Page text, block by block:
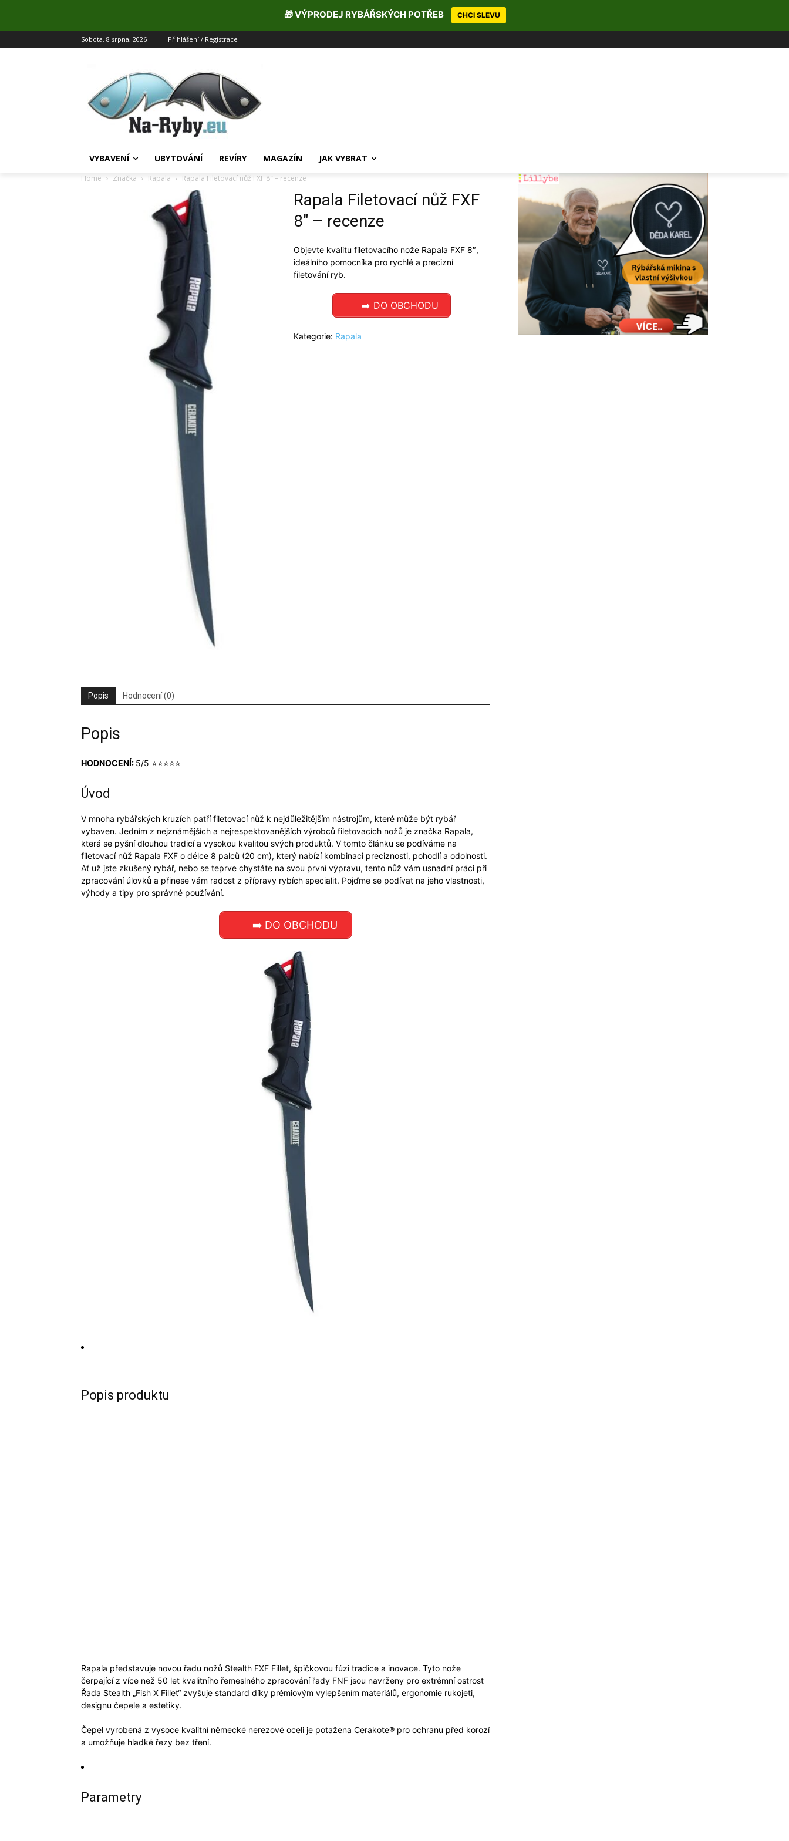
Sobota, 8 srpna, 2026 Přihlášení / Registrace
VYBAVENÍ UBYTOVÁNÍ REVÍRY MAGAZÍN JAK VYBRAT
Home Značka Rapala Rapala Filetovací nůž FXF 8″ – recenze
Rapala Filetovací nůž FXF
8″ – recenze
Objevte kvalitu filetovacího nože Rapala FXF 8″,
ideálního pomocníka pro rychlé a precizní
filetování ryb.
➡️ DO OBCHODU
Kategorie: Rapala
Popis Hodnocení (0)
Popis
HODNOCENÍ: 5/5 ⭐⭐⭐⭐⭐
Úvod
V mnoha rybářských kruzích patří filetovací nůž k nejdůležitějším nástrojům, které může být rybář
vybaven. Jedním z nejznámějších a nejrespektovanějších výrobců filetovacích nožů je značka Rapala,
která se pyšní dlouhou tradicí a vysokou kvalitou svých produktů. V tomto článku se podíváme na
filetovací nůž Rapala FXF o délce 8 palců (20 cm), který nabízí kombinaci preciznosti, pohodlí a odolnosti.
Ať už jste zkušený rybář, nebo se teprve chystáte na svou první výpravu, tento nůž vám usnadní práci při
zpracování úlovků a přinese vám radost z přípravy rybích specialit. Pojďme se podívat na jeho vlastnosti,
výhody a tipy pro správné používání.
➡️ DO OBCHODU
Popis produktu
Rapala představuje novou řadu nožů Stealth FXF Fillet, špičkovou fúzi tradice a inovace. Tyto nože
čerpající z více než 50 let kvalitního řemeslného zpracování řady FNF jsou navrženy pro extrémní ostrost
Řada Stealth „Fish X Fillet“ zvyšuje standard díky prémiovým vylepšením materiálů, ergonomie rukojeti,
designu čepele a estetiky.
Čepel vyrobená z vysoce kvalitní německé nerezové oceli je potažena Cerakote® pro ochranu před korozí
a umožňuje hladké řezy bez tření.
Parametry
🎁 VÝPRODEJ RYBÁŘSKÝCH POTŘEB CHCI SLEVU